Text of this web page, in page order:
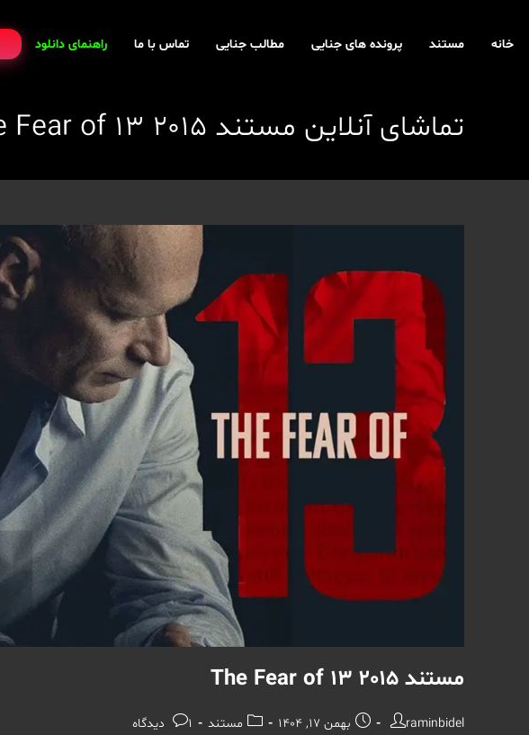
خانه مستند پرونده های جنایی مطالب جنایی تماس با ما راهنمای دانلود
تماشای آنلاین مستند The Fear of 13 2015
مستند The Fear of 13 2015
نویسندهٔ
raminbidel
نوشتهبهمن 17, 1404
دسته‌مستند
نظرات1 دیدگاه